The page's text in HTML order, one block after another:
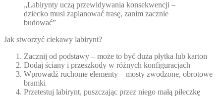
„Labirynty uczą przewidywania konsekwencji –
dziecko musi zaplanować trasę, zanim zacznie
budować”
Jak stworzyć ciekawy labirynt?
Zacznij od podstawy – może to być duża płytka lub karton
Dodaj ściany i przeszkody w różnych konfiguracjach
Wprowadź ruchome elementy – mosty zwodzone, obrotowe
bramki
Przetestuj labirynt, puszczając przez niego małą piłeczkę